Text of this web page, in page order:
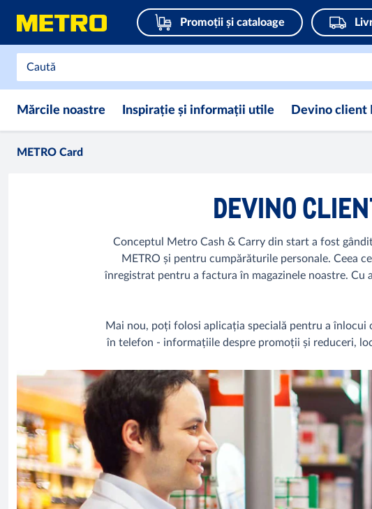
Promoții și cataloage
Mărcile noastre Inspirație și informații utile Devino client
METRO Card
DEVINO
Conceptul Metro Cash & Carry din start a fost
METRO și pentru cumpărăturile personale. Ceea
înregistrat pentru a factura în magazinele noastre.
Mai nou, poți folosi aplicația specială pentru a
în telefon - informațiile despre promoții și reduceri,